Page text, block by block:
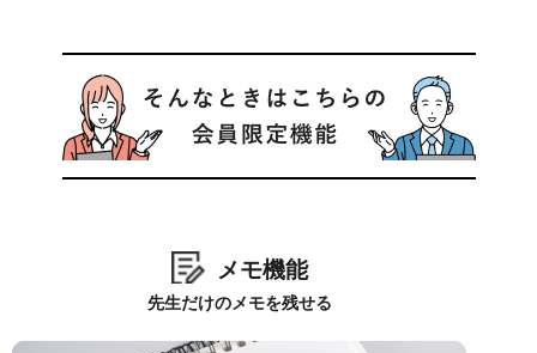
メモ機能
先生だけのメモを残せる